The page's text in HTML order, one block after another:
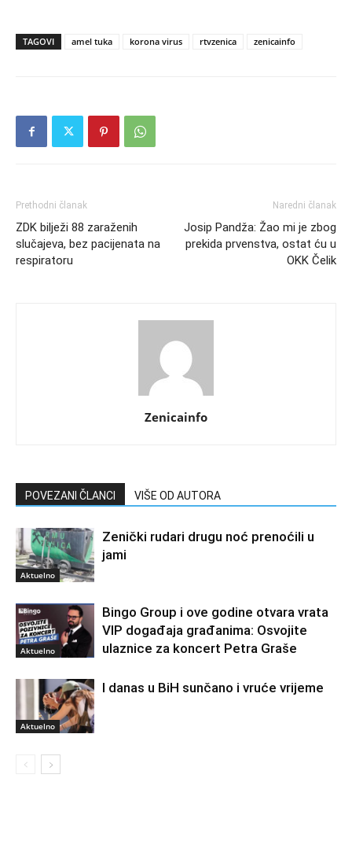
TAGOVI amel tuka korona virus rtvzenica zenicainfo
Prethodni članak
ZDK bilježi 88 zaraženih
slučajeva, bez pacijenata na
respiratoru
Naredni članak
Josip Pandža: Žao mi je zbog
prekida prvenstva, ostat ću u
OKK Čelik
Zenicainfo
POVEZANI ČLANCI VIŠE OD AUTORA
Aktuelno
Zenički rudari drugu noć prenoćili u
jami
Aktuelno
Bingo Group i ove godine otvara vrata
VIP događaja građanima: Osvojite
ulaznice za koncert Petra Graše
Aktuelno
I danas u BiH sunčano i vruće vrijeme